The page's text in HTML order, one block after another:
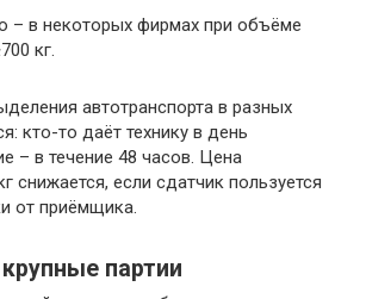
– в некоторых фирмах при объёме
кг.
автотранспорта в разных
кто-то даёт технику в день
– в течение 48 часов. Цена
снижается, если сдатчик пользуется
от приёмщика.
партии